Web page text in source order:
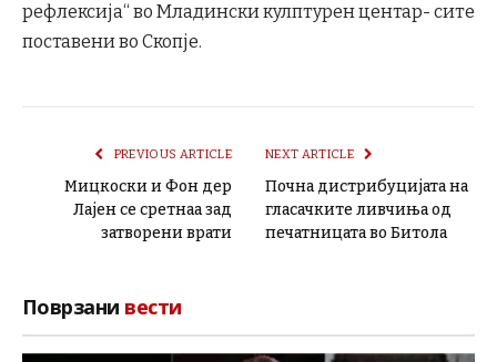
рефлексија“ во Младински кулптурен центар- сите
поставени во Скопје.
PREVIOUS ARTICLE
Мицкоски и Фон дер
Лајен се сретнаа зад
затворени врати
NEXT ARTICLE
Почна дистрибуцијата на
гласачките ливчиња од
печатницата во Битола
Поврзани вести